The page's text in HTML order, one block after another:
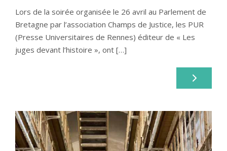
Lors de la soirée organisée le 26 avril au Parlement de
Bretagne par l’association Champs de Justice, les PUR
(Presse Universitaires de Rennes) éditeur de « Les
juges devant l’histoire », ont […]